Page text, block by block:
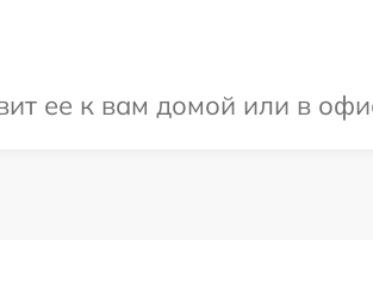
ее к вам домой или в